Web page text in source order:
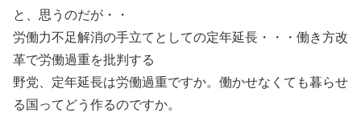
と、思うのだが・・
労働力不足解消の手立てとしての定年延長・・・働き方改
革で労働過重を批判する
野党、定年延長は労働過重ですか。働かせなくても暮らせ
る国ってどう作るのですか。